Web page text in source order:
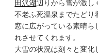
田沢湖辺りから雪が激し
不老ふ死温泉までたどり
窓に広がっている素晴ら
れさせてくれます。
大雪の状況は刻々と変化